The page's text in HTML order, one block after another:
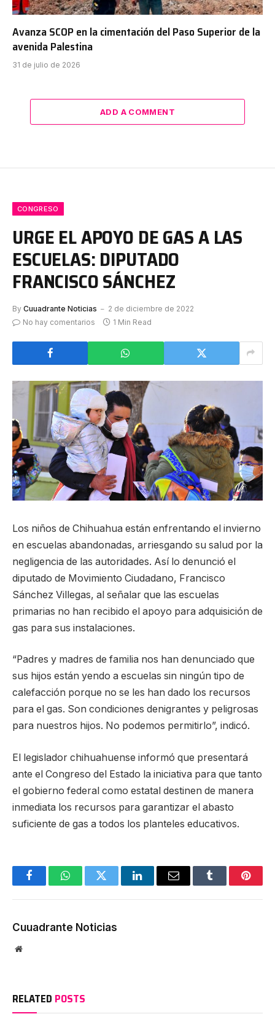
Avanza SCOP en la cimentación del Paso Superior de la
avenida Palestina
31 de julio de 2026
ADD A COMMENT
CONGRESO
URGE EL APOYO DE GAS A LAS
ESCUELAS: DIPUTADO
FRANCISCO SÁNCHEZ
By Cuuadrante Noticias
2 de diciembre de 2022
No hay comentarios
1 Min Read
Los niños de Chihuahua están enfrentando el invierno
en escuelas abandonadas, arriesgando su salud por la
negligencia de las autoridades. Así lo denunció el
diputado de Movimiento Ciudadano, Francisco
Sánchez Villegas, al señalar que las escuelas
primarias no han recibido el apoyo para adquisición de
gas para sus instalaciones.
“Padres y madres de familia nos han denunciado que
sus hijos están yendo a escuelas sin ningún tipo de
calefacción porque no se les han dado los recursos
para el gas. Son condiciones denigrantes y peligrosas
para nuestros hijos. No podemos permitirlo”, indicó.
El legislador chihuahuense informó que presentará
ante el Congreso del Estado la iniciativa para que tanto
el gobierno federal como estatal destinen de manera
inmediata los recursos para garantizar el abasto
suficiente de gas a todos los planteles educativos.
FacebookWhatsAppTwitter LinkedInEmail Tumblr
Cuuadrante Noticias
Website
RELATED POSTS